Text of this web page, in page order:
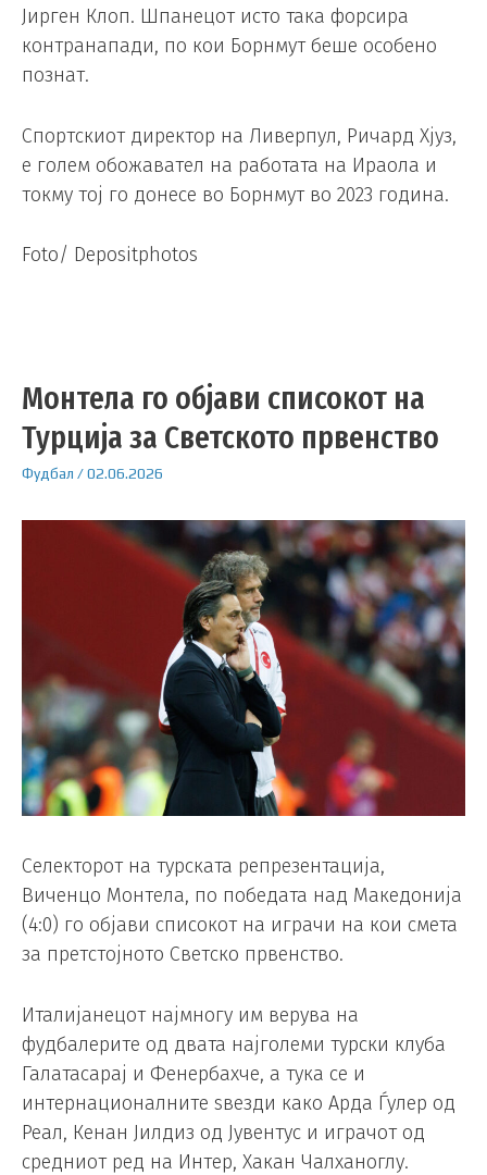
Јирген Клоп. Шпанецот исто така форсира
контранапади, по кои Борнмут беше особено
познат.
Спортскиот директор на Ливерпул, Ричард Хјуз,
е голем обожавател на работата на Ираола и
токму тој го донесе во Борнмут во 2023 година.
Foto/ Depositphotos
Монтела го објави списокот на
Турција за Светското првенство
Фудбал /02.06.2026
Селекторот на турската репрезентација,
Виченцо Монтела, по победата над Македонија
(4:0) го објави списокот на играчи на кои смета
за претстојното Светско првенство.
Италијанецот најмногу им верува на
фудбалерите од двата најголеми турски клуба
Галатасарај и Фенербахче, а тука се и
интернационалните ѕвезди како Арда Ѓулер од
Реал, Кенан Јилдиз од Јувентус и играчот од
средниот ред на Интер, Хакан Чалханоглу.